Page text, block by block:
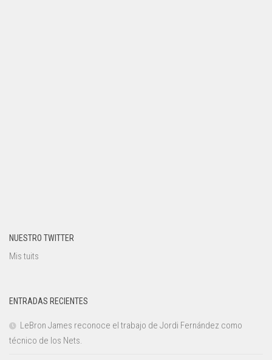
NUESTRO TWITTER
Mis tuits
ENTRADAS RECIENTES
LeBron James reconoce el trabajo de Jordi Fernández como
técnico de los Nets.